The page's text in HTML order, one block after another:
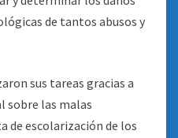
de tantos abusos y
sus tareas gracias a
sobre las malas
de escolarización de los